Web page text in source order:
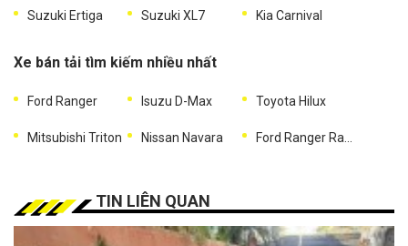
Suzuki Ertiga Suzuki XL7 Kia Carnival
Xe bán tải tìm kiếm nhiều nhất
Ford Ranger Isuzu D-Max Toyota Hilux
Mitsubishi Triton Nissan Navara Ford Ranger Raptor
TIN LIÊN QUAN